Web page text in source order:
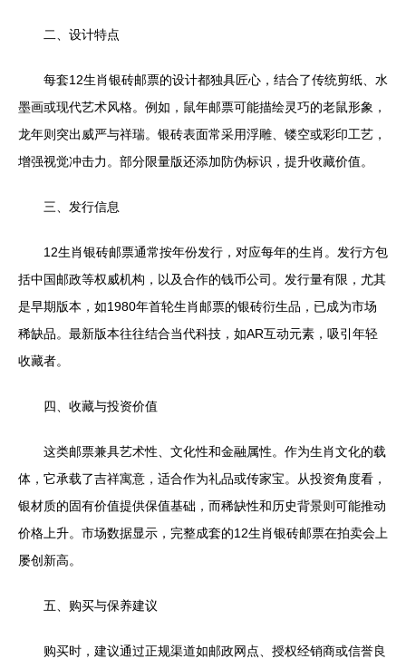
二、设计特点
每套12生肖银砖邮票的设计都独具匠心，结合了传统剪纸、水
墨画或现代艺术风格。例如，鼠年邮票可能描绘灵巧的老鼠形象，
龙年则突出威严与祥瑞。银砖表面常采用浮雕、镂空或彩印工艺，
增强视觉冲击力。部分限量版还添加防伪标识，提升收藏价值。
三、发行信息
12生肖银砖邮票通常按年份发行，对应每年的生肖。发行方包
括中国邮政等权威机构，以及合作的钱币公司。发行量有限，尤其
是早期版本，如1980年首轮生肖邮票的银砖衍生品，已成为市场
稀缺品。最新版本往往结合当代科技，如AR互动元素，吸引年轻
收藏者。
四、收藏与投资价值
这类邮票兼具艺术性、文化性和金融属性。作为生肖文化的载
体，它承载了吉祥寓意，适合作为礼品或传家宝。从投资角度看，
银材质的固有价值提供保值基础，而稀缺性和历史背景则可能推动
价格上升。市场数据显示，完整成套的12生肖银砖邮票在拍卖会上
屡创新高。
五、购买与保养建议
购买时，建议通过正规渠道如邮政网点、授权经销商或信誉良